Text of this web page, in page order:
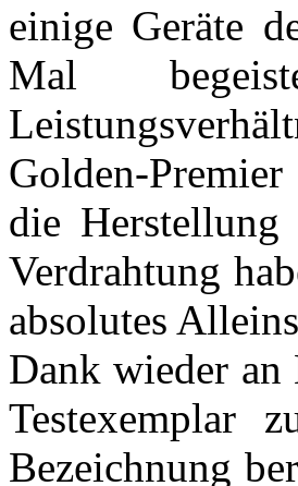
einige Geräte
Mal
Golden-
die
Verdrahtung
absolutes
Dank wieder
Testexemplar
Bezeichnung